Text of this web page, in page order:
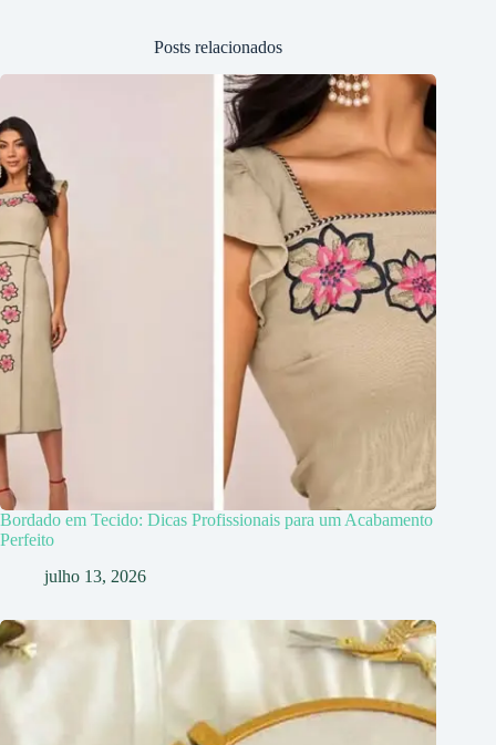
Posts relacionados
Bordado em Tecido: Dicas Profissionais para um Acabamento
Perfeito
julho 13, 2026